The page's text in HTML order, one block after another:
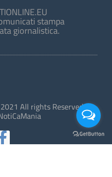
stampa
giornalistica.
All rights Reserved.